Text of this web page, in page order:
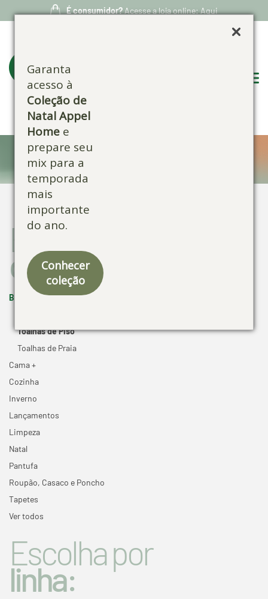
Garanta
acesso à
Coleção de
Natal Appel
Home e
prepare seu
mix para a
temporada
mais
importante
do ano.
Conhecer
coleção
É consumidor?Acesse a loja online: Aqui
Confira nossos produtos:
Escolha por
categoria:
Banho -
Toalhas de Piso
Toalhas de Praia
Cama +
Cozinha
Inverno
Lançamentos
Limpeza
Natal
Pantufa
Roupão, Casaco e Poncho
Tapetes
Ver todos
Escolha por
linha: